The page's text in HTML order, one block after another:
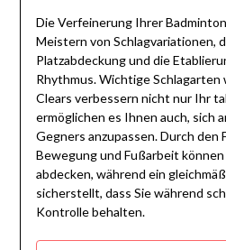
Die Verfeinerung Ihrer
Meistern von Schlagvariationen,
Platzabdeckung und die
Rhythmus. Wichtige Schlagarten
Clears verbessern nicht nur Ihr
ermöglichen es Ihnen auch, sich
Gegners anzupassen. Durch den
Bewegung und Fußarbeit
abdecken, während ein
sicherstellt, dass Sie während
Kontrolle behalten.